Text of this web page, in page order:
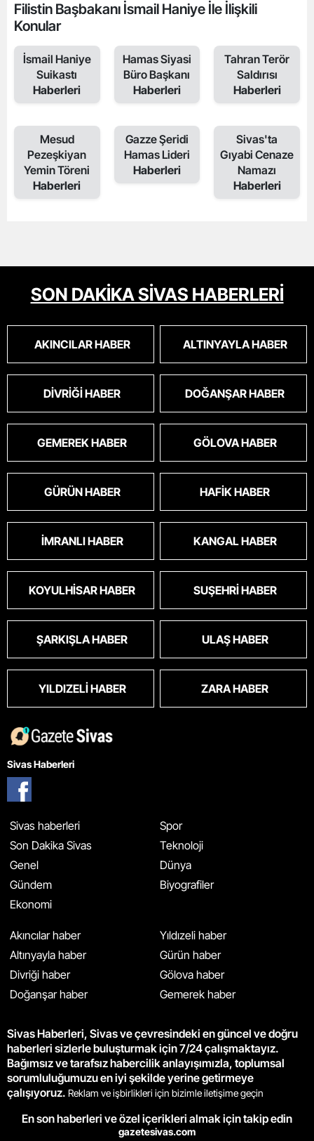
Filistin Başbakanı İsmail Haniye İle İlişkili
Konular
İsmail Haniye
Suikastı
Haberleri
Hamas Siyasi
Büro Başkanı
Haberleri
Tahran Terör
Saldırısı
Haberleri
Mesud
Pezeşkiyan
Yemin Töreni
Haberleri
Gazze Şeridi
Hamas Lideri
Haberleri
Sivas'ta
Gıyabi Cenaze
Namazı
Haberleri
SON DAKİKA SİVAS HABERLERİ
AKINCILAR HABER ALTINYAYLA HABER
DIVRIĞI HABER DOĞANŞAR HABER
GEMEREK HABER GÖLOVA HABER
GÜRÜN HABER HAFIK HABER
İMRANLI HABER KANGAL HABER
KOYULHISAR HABER SUŞEHRI HABER
ŞARKIŞLA HABER ULAŞ HABER
YILDIZELI HABER ZARA HABER
Sivas Haberleri
Sivas haberleri
Son Dakika Sivas
Genel
Gündem
Ekonomi
Spor
Teknoloji
Dünya
Biyografiler
Akıncılar haber
Altınyayla haber
Divriği haber
Doğanşar haber
Yıldızeli haber
Gürün haber
Gölova haber
Gemerek haber
Sivas Haberleri, Sivas ve çevresindeki en güncel ve doğru
haberleri sizlerle buluşturmak için 7/24 çalışmaktayız.
Bağımsız ve tarafsız habercilik anlayışımızla, toplumsal
sorumluluğumuzu en iyi şekilde yerine getirmeye
çalışıyoruz. Reklam ve işbirlikleri için bizimle iletişime geçin
En son haberleri ve özel içerikleri almak için takip edin
gazetesivas.com